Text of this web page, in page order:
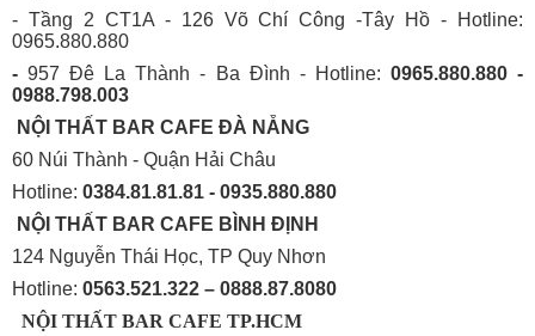
- Tầng 2 CT1A - 126 Võ Chí Công -Tây Hồ - Hotline:
0965.880.880
-957 Đê La Thành - Ba Đình - Hotline: 0965.880.880 -
0988.798.003
NỘI THẤT BAR CAFE ĐÀ NẴNG
60 Núi Thành - Quận Hải Châu
Hotline: 0384.81.81.81 - 0935.880.880
NỘI THẤT BAR CAFE BÌNH ĐỊNH
124 Nguyễn Thái Học, TP Quy Nhơn
Hotline: 0563.521.322 – 0888.87.8080
NỘI THẤT BAR CAFE TP.HCM